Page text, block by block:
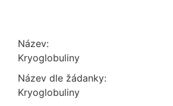
Název:
Kryoglobuliny
Název dle žádanky:
Kryoglobuliny